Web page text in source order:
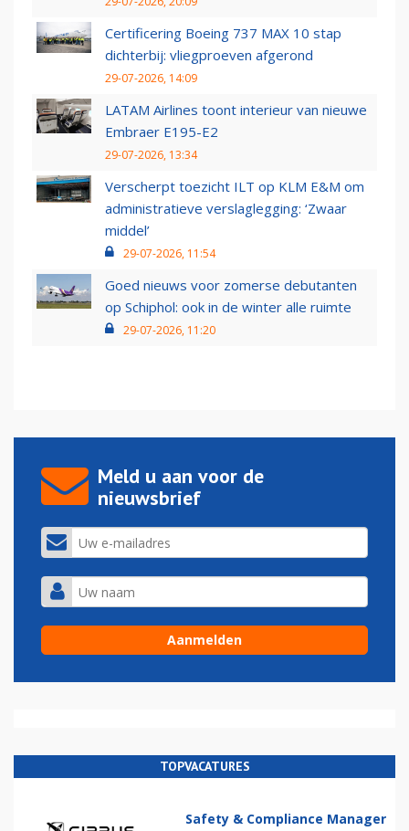
Certificering Boeing 737 MAX 10 stap
dichterbij: vliegproeven afgerond
29-07-2026, 14:09
LATAM Airlines toont interieur van nieuwe
Embraer E195-E2
29-07-2026, 13:34
Verscherpt toezicht ILT op KLM E&M om
administratieve verslaglegging: ‘Zwaar
middel’
29-07-2026, 11:54
Goed nieuws voor zomerse debutanten
op Schiphol: ook in de winter alle ruimte
29-07-2026, 11:20
Meld u aan voor de
nieuwsbrief
TOPVACATURES
Safety & Compliance Manager